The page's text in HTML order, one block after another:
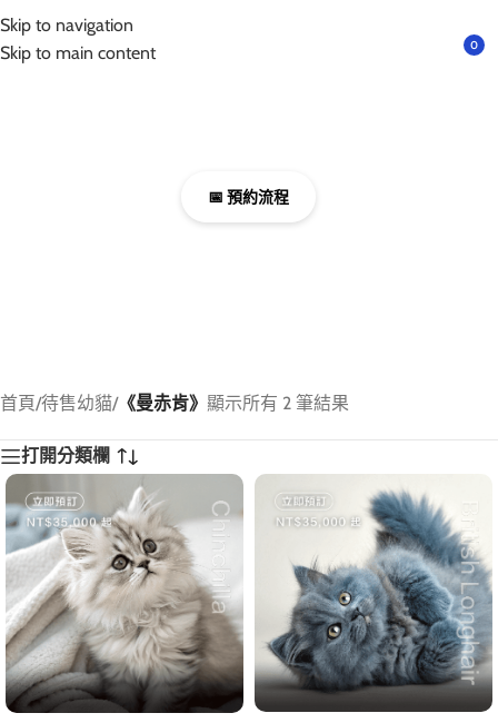
Skip to navigation
Skip to main content
互動請先預約｜以免撲空、造成誤會與不便!
選單
0
📅 預約流程
首頁/待售幼貓/《曼赤肯》 顯示所有 2 筆結果
打開分類欄